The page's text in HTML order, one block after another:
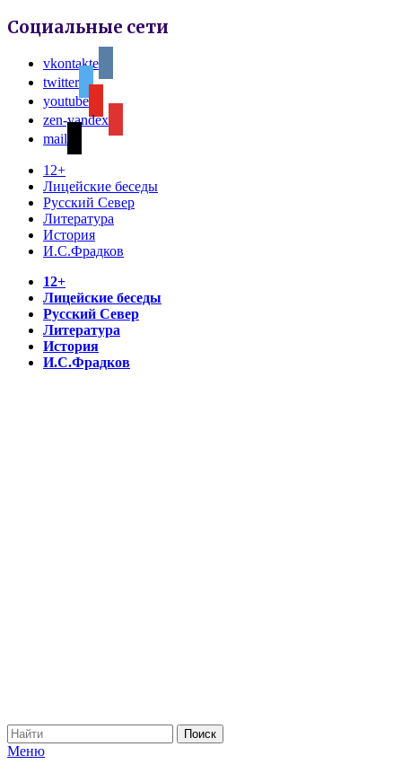
Социальные сети
vkontakte
twitter
youtube
zen-yandex
mail
12+
Лицейские беседы
Русский Север
Литература
История
И.С.Фрадков
12+
Лицейские беседы
Русский Север
Литература
История
И.С.Фрадков
Меню